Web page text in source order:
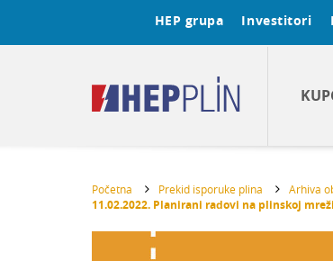
HEP grupa Investitori
Početna Prekid isporuke plina Arhiva
11.02.2022. Planirani radovi na plinskoj